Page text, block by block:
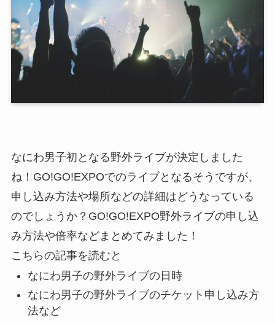
なにわ男子初となる野外ライブが決定しました
ね！GO!GO!EXPOでのライブとなるそうですが、
申し込み方法や場所などの詳細はどうなっている
のでしょうか？GO!GO!EXPO野外ライブの申し込
み方法や倍率などまとめてみました！
こちらの記事を読むと
なにわ男子の野外ライブの日時
なにわ男子の野外ライブのチケット申し込み方
法など